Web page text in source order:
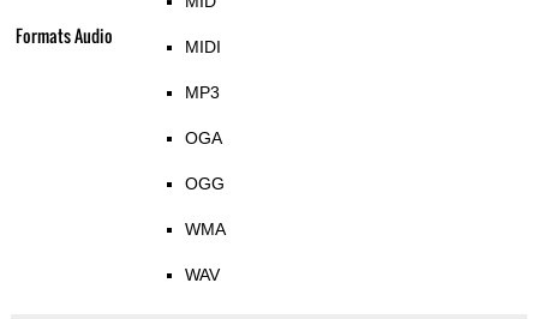
Formats Audio MIDI
MP3
OGA
OGG
WMA
WAV